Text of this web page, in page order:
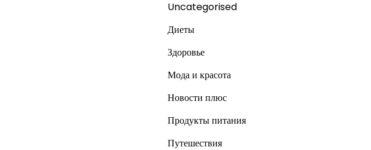
Uncategorised
Диеты
Здоровье
Мода и красота
Новости плюс
Продукты питания
Путешествия